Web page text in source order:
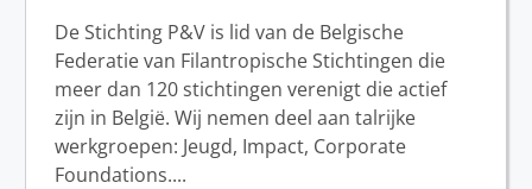
De Stichting P&V is lid van de Belgische
Federatie van Filantropische Stichtingen die
meer dan 120 stichtingen verenigt die actief
zijn in België. Wij nemen deel aan talrijke
werkgroepen: Jeugd, Impact, Corporate
Foundations....